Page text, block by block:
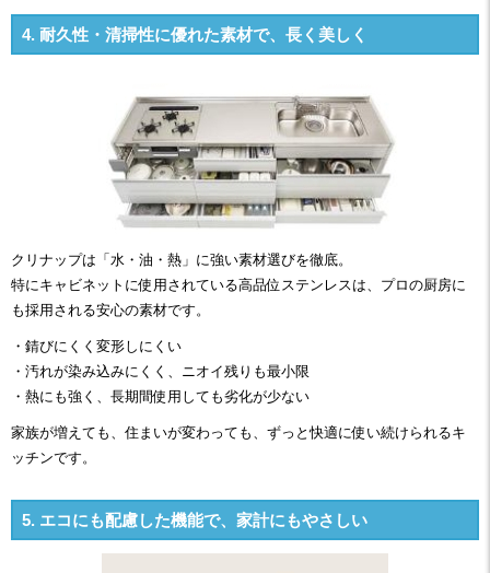
4. 耐久性・清掃性に優れた素材で、長く美しく
クリナップは「水・油・熱」に強い素材選びを徹底。
特にキャビネットに使用されている高品位ステンレスは、プロの厨房に
も採用される安心の素材です。
・錆びにくく変形しにくい
・汚れが染み込みにくく、ニオイ残りも最小限
・熱にも強く、長期間使用しても劣化が少ない
家族が増えても、住まいが変わっても、ずっと快適に使い続けられるキ
ッチンです。
5. エコにも配慮した機能で、家計にもやさしい